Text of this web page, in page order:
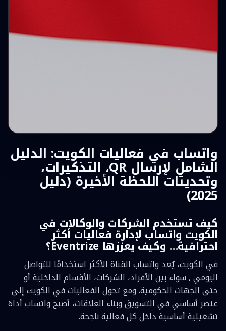
واتساب في فعاليات الكويت: الدليل
الشامل لإرسال QR، التذكيرات،
وتحديثات اللحظة الأخيرة (دليل
2025)
كيف تستخدم الشركات والوكالات في
الكويت واتساب لإدارة فعاليات أكثر
احترافية… وكيف يعززها Eventrize؟
في الكويت، يُعد واتساب القناة الأكثر استخدامًا للتواصل
اليومي , سواء بين الأفراد، الشركات، الأقسام الداخلية أو
حتى الجهات الحكومية. ومع تحول الفعاليات في الكويت إلى
عنصر أساسي في التسويق وبناء العلاقات، أصبح واتساب أداة
تشغيلية أساسية داخل كل فعالية ناجحة.